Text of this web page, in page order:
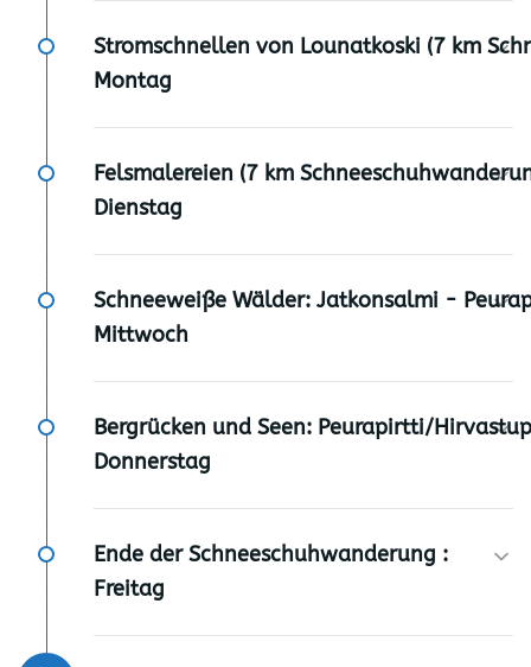
Stromschnellen von Lounatkoski (7 km
Montag
Felsmalereien (7 km
Dienstag
Schneeweiße Wälder: Jatkonsalmi -
Mittwoch
Bergrücken und Seen: Peurapirtti/
Donnerstag
Ende der Schneeschuhwanderung :
Freitag